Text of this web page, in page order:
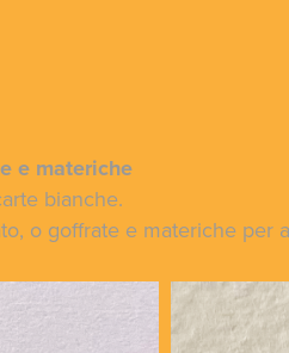
e materiche
bianche.
o goffrate e materiche per